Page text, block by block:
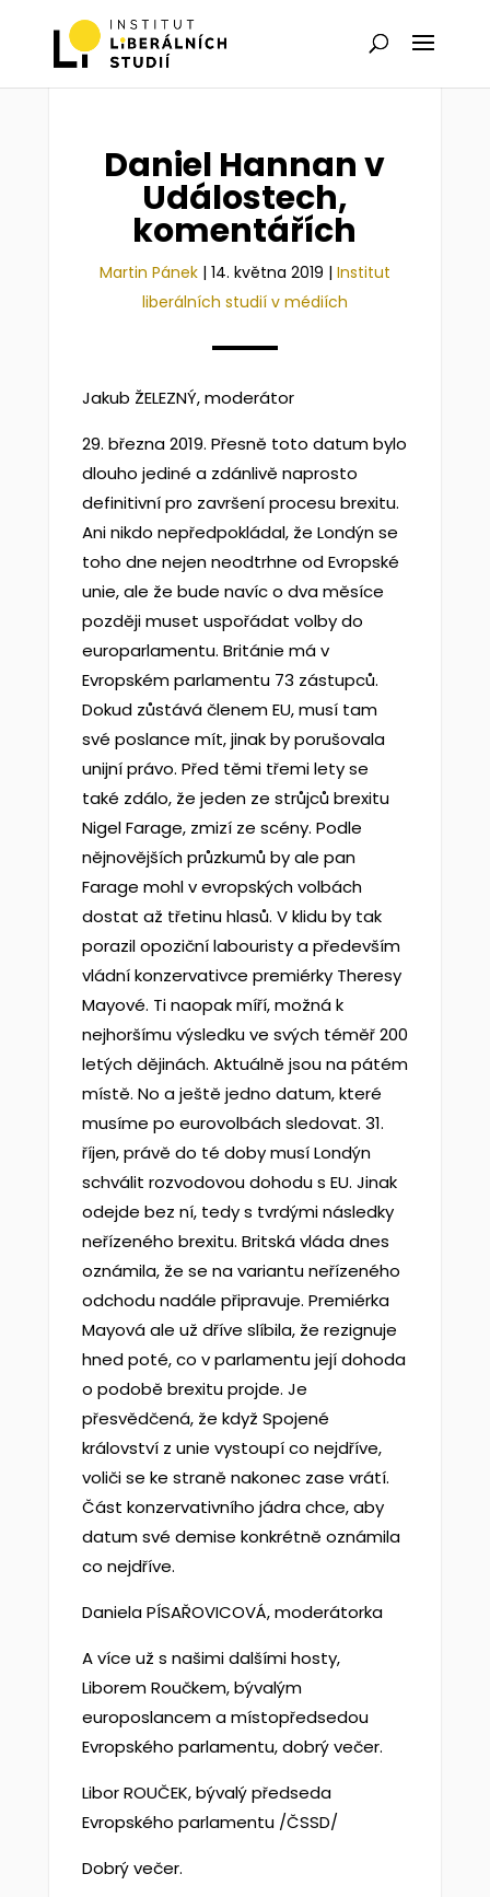
Daniel Hannan v
Událostech,
komentářích
Martin Pánek| 14. května 2019 | Institut
liberálních studií v médiích
Jakub ŽELEZNÝ, moderátor
29. března 2019. Přesně toto datum bylo
dlouho jediné a zdánlivě naprosto
definitivní pro završení procesu brexitu.
Ani nikdo nepředpokládal, že Londýn se
toho dne nejen neodtrhne od Evropské
unie, ale že bude navíc o dva měsíce
později muset uspořádat volby do
europarlamentu. Británie má v
Evropském parlamentu 73 zástupců.
Dokud zůstává členem EU, musí tam
své poslance mít, jinak by porušovala
unijní právo. Před těmi třemi lety se
také zdálo, že jeden ze strůjců brexitu
Nigel Farage, zmizí ze scény. Podle
nějnovějších průzkumů by ale pan
Farage mohl v evropských volbách
dostat až třetinu hlasů. V klidu by tak
porazil opoziční labouristy a především
vládní konzervativce premiérky Theresy
Mayové. Ti naopak míří, možná k
nejhoršímu výsledku ve svých téměř 200
letých dějinách. Aktuálně jsou na pátém
místě. No a ještě jedno datum, které
musíme po eurovolbách sledovat. 31.
říjen, právě do té doby musí Londýn
schválit rozvodovou dohodu s EU. Jinak
odejde bez ní, tedy s tvrdými následky
neřízeného brexitu. Britská vláda dnes
oznámila, že se na variantu neřízeného
odchodu nadále připravuje. Premiérka
Mayová ale už dříve slíbila, že rezignuje
hned poté, co v parlamentu její dohoda
o podobě brexitu projde. Je
přesvědčená, že když Spojené
království z unie vystoupí co nejdříve,
voliči se ke straně nakonec zase vrátí.
Část konzervativního jádra chce, aby
datum své demise konkrétně oznámila
co nejdříve.
Daniela PÍSAŘOVICOVÁ, moderátorka
A více už s našimi dalšími hosty,
Liborem Roučkem, bývalým
europoslancem a místopředsedou
Evropského parlamentu, dobrý večer.
Libor ROUČEK, bývalý předseda
Evropského parlamentu /ČSSD/
Dobrý večer.